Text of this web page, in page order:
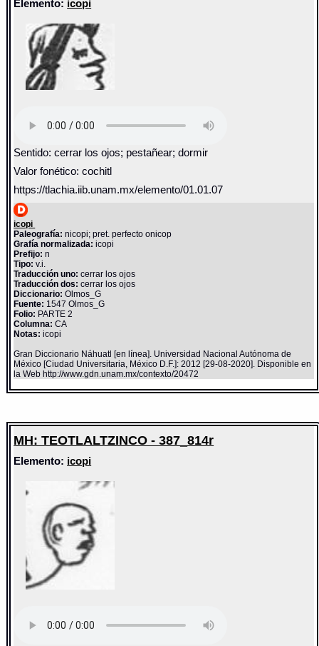
Elemento: icopi
Sentido: cerrar los ojos; pestañear; dormir
Valor fonético: cochitl
https://tlachia.iib.unam.mx/elemento/01.01.07
icopi
Paleografía: nicopi; pret. perfecto onicop
Grafía normalizada: icopi
Prefijo: n
Tipo: v.i.
Traducción uno: cerrar los ojos
Traducción dos: cerrar los ojos
Diccionario:Olmos_G
Fuente: 1547 Olmos_G
Folio: PARTE 2
Columna: CA
Notas: icopi
Gran Diccionario Náhuatl [en línea]. Universidad Nacional Autónoma de
México [Ciudad Universitaria, México D.F.]: 2012 [29-08-2020]. Disponible en
la Web http://www.gdn.unam.mx/contexto/20472
MH: TEOTLALTZINCO - 387_814r
Elemento: icopi